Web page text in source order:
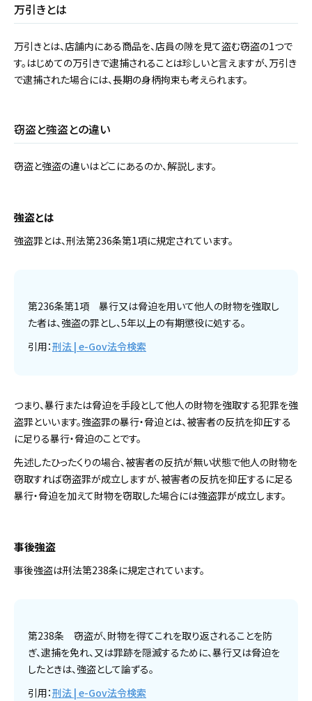
万引きとは
万引きとは、店舗内にある商品を、店員の隙を見て盗む窃盗の1つで
す。はじめての万引きで逮捕されることは珍しいと言えますが、万引き
で逮捕された場合には、長期の身柄拘束も考えられます。
窃盗と強盗との違い
窃盗と強盗の違いはどこにあるのか、解説します。
強盗とは
強盗罪とは、刑法第236条第1項に規定されています。
第236条第1項 暴行又は脅迫を用いて他人の財物を強取し
た者は、強盗の罪とし、5年以上の有期懲役に処する。
引用：刑法 | e-Gov法令検索
つまり、暴行または脅迫を手段として他人の財物を強取する犯罪を強
盗罪といいます。強盗罪の暴行・脅迫とは、被害者の反抗を抑圧する
に足りる暴行・脅迫のことです。
先述したひったくりの場合、被害者の反抗が無い状態で他人の財物を
窃取すれば窃盗罪が成立しますが、被害者の反抗を抑圧するに足る
暴行・脅迫を加えて財物を窃取した場合には強盗罪が成立します。
事後強盗
事後強盗は刑法第238条に規定されています。
第238条 窃盗が、財物を得てこれを取り返されることを防
ぎ、逮捕を免れ、又は罪跡を隠滅するために、暴行又は脅迫を
したときは、強盗として論ずる。
引用：刑法 | e-Gov法令検索